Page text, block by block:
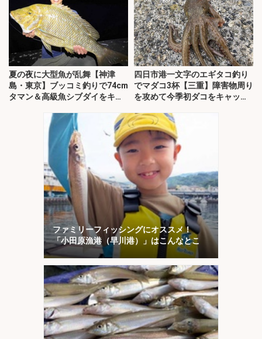
夏の夜に大型魚が乱舞【神津
島・東京】ブッコミ釣りで74cm
タマン＆高級魚シブダイをキャ
四日市港一文字のエギタコ釣り
でマダコ3杯【三重】障害物周り
を攻めて今季初ダコをキャッ
ファミリーフィッシングにオススメ！
「小田原漁港（早川港）」はこんなとこ